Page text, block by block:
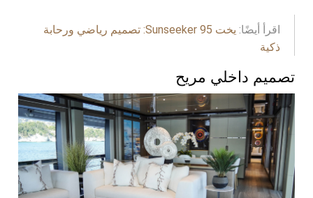
اقرأ أيضًا:
يخت Sunseeker 95: تصميم رياضي ورحابة
ذكية
تصميم داخلي مريح